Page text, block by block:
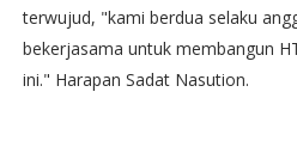
terwujud, "kami berdua selaku
bekerjasama untuk membangun
ini." Harapan Sadat Nasution.